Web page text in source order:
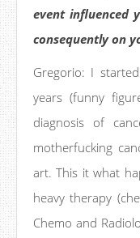
event influenced
consequently on
Gregorio: I
years (funny
diagnosis of
motherfucking
art. This it what
heavy therapy
Chemo and